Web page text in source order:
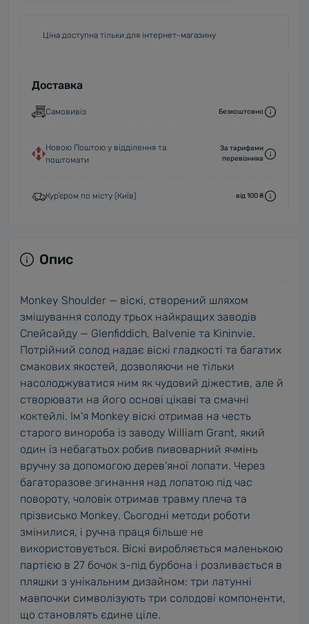
Ціна доступна тільки для інтернет-магазину
Доставка
Самовивіз Безкоштовно
Новою Поштою у відділення та
поштомати
За тарифами
перевізника
Курʼєром по місту (Київ) від 100 ₴
Опис
Monkey Shoulder — віскі, створений шляхом
змішування солоду трьох найкращих заводів
Спейсайду — Glenfiddich, Balvenie та Kininvie.
Потрійний солод надає віскі гладкості та багатих
смакових якостей, дозволяючи не тільки
насолоджуватися ним як чудовий діжестив, але й
створювати на його основі цікаві та смачні
коктейлі. Ім'я Monkey віскі отримав на честь
старого винороба із заводу William Grant, який
один із небагатьох робив пивоварний ячмінь
вручну за допомогою дерев'яної лопати. Через
багаторазове згинання над лопатою під час
повороту, чоловік отримав травму плеча та
прізвисько Monkey. Сьогодні методи роботи
змінилися, і ручна праця більше не
використовується. Віскі виробляється маленькою
партією в 27 бочок з-під бурбона і розливається в
пляшки з унікальним дизайном: три латунні
мавпочки символізують три солодові компоненти,
що становлять єдине ціле.